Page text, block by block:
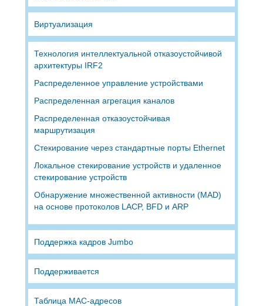
Виртуализация
Технология интеллектуальной отказоустойчивой
архитектуры IRF2
Распределенное управление устройствами
Распределенная агрегация каналов
Распределенная отказоустойчивая
маршрутизация
Стекирование через стандартные порты Ethernet
Локальное стекирование устройств и удаленное
стекирование устройств
Обнаружение множественной активности (MAD)
на основе протоколов LACP, BFD и ARP
Поддержка кадров Jumbo
Поддерживается
Таблица MAC-адресов